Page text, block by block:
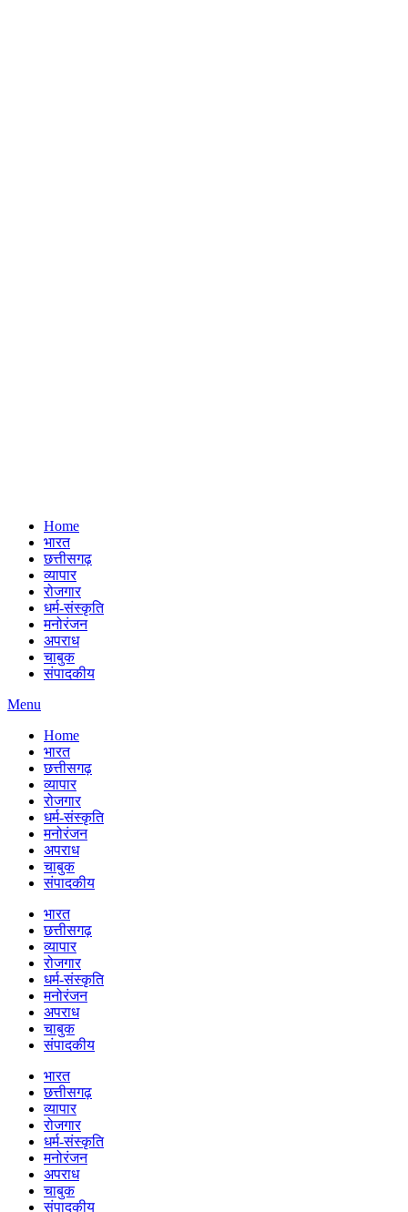
Home
भारत
छत्तीसगढ़
व्यापार
रोजगार
धर्म-संस्कृति
मनोरंजन
अपराध
चाबुक
संपादकीय
Menu
Home
भारत
छत्तीसगढ़
व्यापार
रोजगार
धर्म-संस्कृति
मनोरंजन
अपराध
चाबुक
संपादकीय
भारत
छत्तीसगढ़
व्यापार
रोजगार
धर्म-संस्कृति
मनोरंजन
अपराध
चाबुक
संपादकीय
भारत
छत्तीसगढ़
व्यापार
रोजगार
धर्म-संस्कृति
मनोरंजन
अपराध
चाबुक
संपादकीय